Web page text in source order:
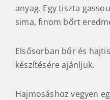
anyag. Egy tiszta
sima, finom bőrt
Elsősorban bőr és
készítésére ajánljuk.
Hajmosáshoz vegyen